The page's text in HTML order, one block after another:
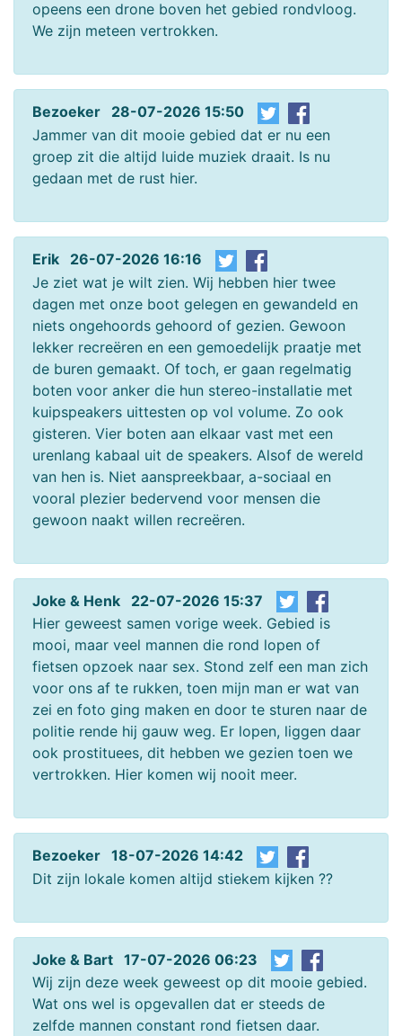
opeens een drone boven het gebied rondvloog.
We zijn meteen vertrokken.
Bezoeker 28-07-2026 15:50
Jammer van dit mooie gebied dat er nu een
groep zit die altijd luide muziek draait. Is nu
gedaan met de rust hier.
Erik 26-07-2026 16:16
Je ziet wat je wilt zien. Wij hebben hier twee
dagen met onze boot gelegen en gewandeld en
niets ongehoords gehoord of gezien. Gewoon
lekker recreëren en een gemoedelijk praatje met
de buren gemaakt. Of toch, er gaan regelmatig
boten voor anker die hun stereo-installatie met
kuipspeakers uittesten op vol volume. Zo ook
gisteren. Vier boten aan elkaar vast met een
urenlang kabaal uit de speakers. Alsof de wereld
van hen is. Niet aanspreekbaar, a-sociaal en
vooral plezier bedervend voor mensen die
gewoon naakt willen recreëren.
Joke & Henk 22-07-2026 15:37
Hier geweest samen vorige week. Gebied is
mooi, maar veel mannen die rond lopen of
fietsen opzoek naar sex. Stond zelf een man zich
voor ons af te rukken, toen mijn man er wat van
zei en foto ging maken en door te sturen naar de
politie rende hij gauw weg. Er lopen, liggen daar
ook prostituees, dit hebben we gezien toen we
vertrokken. Hier komen wij nooit meer.
Bezoeker 18-07-2026 14:42
Dit zijn lokale komen altijd stiekem kijken ??
Joke & Bart 17-07-2026 06:23
Wij zijn deze week geweest op dit mooie gebied.
Wat ons wel is opgevallen dat er steeds de
zelfde mannen constant rond fietsen daar.